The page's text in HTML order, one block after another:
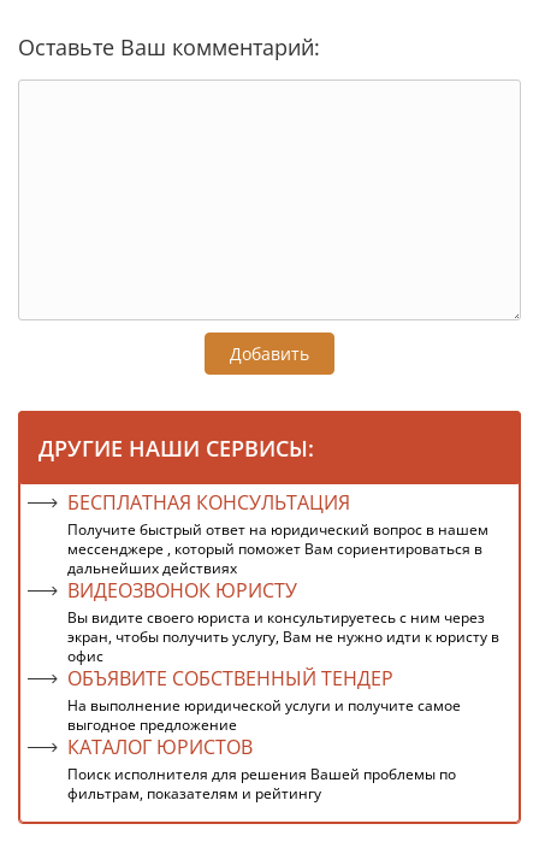
Оставьте Ваш комментарий:
Добавить
ДРУГИЕ НАШИ СЕРВИСЫ:
БЕСПЛАТНАЯ КОНСУЛЬТАЦИЯ
Получите быстрый ответ на юридический вопрос в нашем
мессенджере , который поможет Вам сориентироваться в
дальнейших действиях
ВИДЕОЗВОНОК ЮРИСТУ
Вы видите своего юриста и консультируетесь с ним через
экран, чтобы получить услугу, Вам не нужно идти к юристу в
офис
ОБЪЯВИТЕ СОБСТВЕННЫЙ ТЕНДЕР
На выполнение юридической услуги и получите самое
выгодное предложение
КАТАЛОГ ЮРИСТОВ
Поиск исполнителя для решения Вашей проблемы по
фильтрам, показателям и рейтингу